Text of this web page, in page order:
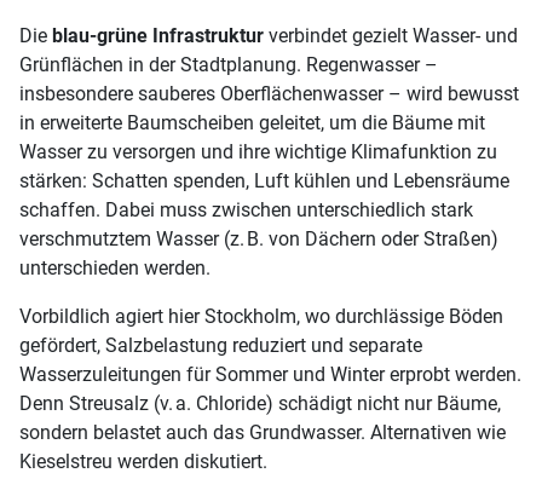
Die blau-grüne Infrastruktur verbindet gezielt Wasser- und
Grünflächen in der Stadtplanung. Regenwasser –
insbesondere sauberes Oberflächenwasser – wird bewusst
in erweiterte Baumscheiben geleitet, um die Bäume mit
Wasser zu versorgen und ihre wichtige Klimafunktion zu
stärken: Schatten spenden, Luft kühlen und Lebensräume
schaffen. Dabei muss zwischen unterschiedlich stark
verschmutztem Wasser (z. B. von Dächern oder Straßen)
unterschieden werden.
Vorbildlich agiert hier Stockholm, wo durchlässige Böden
gefördert, Salzbelastung reduziert und separate
Wasserzuleitungen für Sommer und Winter erprobt werden.
Denn Streusalz (v. a. Chloride) schädigt nicht nur Bäume,
sondern belastet auch das Grundwasser. Alternativen wie
Kieselstreu werden diskutiert.